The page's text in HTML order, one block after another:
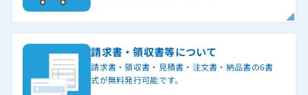
請求書・領収書等について
請求書・領収書・見積書・注文書・納品書の6書
式が無料発行可能です。